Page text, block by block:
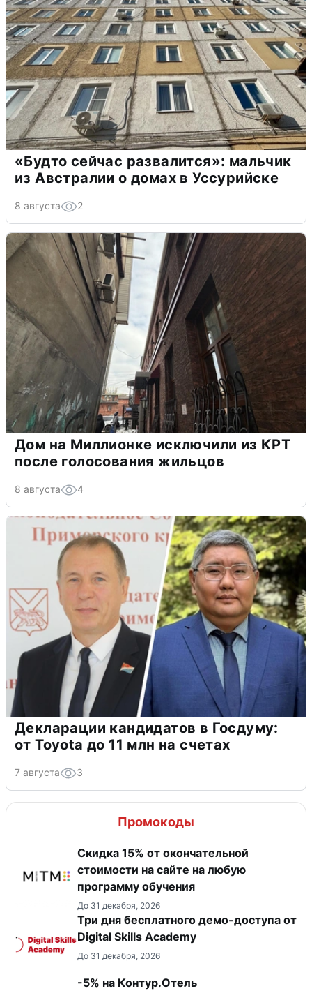
«Будто сейчас развалится»: мальчик
из Австралии о домах в Уссурийске
8 августа 2
Дом на Миллионке исключили из КРТ
после голосования жильцов
8 августа 4
Декларации кандидатов в Госдуму:
от Toyota до 11 млн на счетах
7 августа 3
Промокоды
Скидка 15% от окончательной
стоимости на сайте на любую
программу обучения
До 31 декабря, 2026
Три дня бесплатного демо-доступа от
Digital Skills Academy
До 31 декабря, 2026
-5% на Контур.Отель